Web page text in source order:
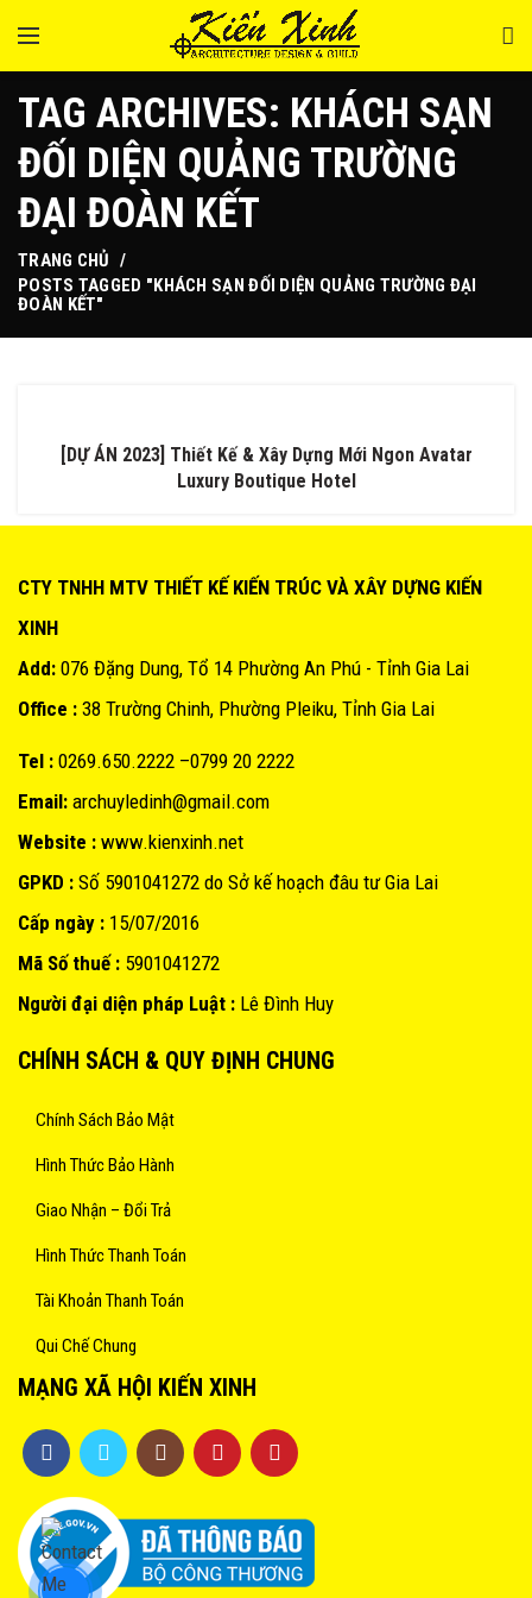
TAG ARCHIVES: KHÁCH SẠN
ĐỐI DIỆN QUẢNG TRƯỜNG
ĐẠI ĐOÀN KẾT
TRANG CHỦ
POSTS TAGGED "KHÁCH SẠN ĐỐI DIỆN QUẢNG TRƯỜNG ĐẠI
ĐOÀN KẾT"
[DỰ ÁN 2023] Thiết Kế & Xây Dựng Mới Ngon Avatar
Luxury Boutique Hotel
CTY TNHH MTV THIẾT KẾ KIẾN TRÚC VÀ XÂY DỰNG KIẾN
XINH
Add: 076 Đặng Dung, Tổ 14 Phường An Phú - Tỉnh Gia Lai
Office : 38 Trường Chinh, Phường Pleiku, Tỉnh Gia Lai
Tel : 0269.650.2222 –0799 20 2222
Email: archuyledinh@gmail.com
Website : www.kienxinh.net
GPKD : Số 5901041272 do Sở kế hoạch đâu tư Gia Lai
Cấp ngày : 15/07/2016
Mã Số thuế : 5901041272
Người đại diện pháp Luật : Lê Đình Huy
CHÍNH SÁCH & QUY ĐỊNH CHUNG
Chính Sách Bảo Mật
Hình Thức Bảo Hành
Giao Nhận – Đổi Trả
Hình Thức Thanh Toán
Tài Khoản Thanh Toán
Qui Chế Chung
MẠNG XÃ HỘI KIẾN XINH